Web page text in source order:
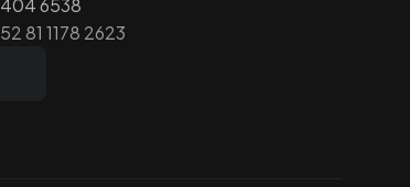
6538
81 1178 2623